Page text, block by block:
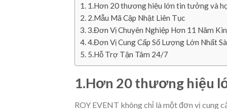
1.Hơn 20 thương hiệu lớn tin tưởng và
2.Mẫu Mã Cập Nhật Liên Tục
3.Đơn Vị Chuyên Nghiệp Hơn 11 Năm
4.Đơn Vị Cung Cấp Số Lượng Lớn Nhất
5.Hỗ Trợ Tận Tâm 24/7
1.Hơn 20 thương hiệu
ROY EVENT không chỉ là một đơn vị cung